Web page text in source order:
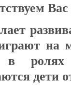
на
в
дети